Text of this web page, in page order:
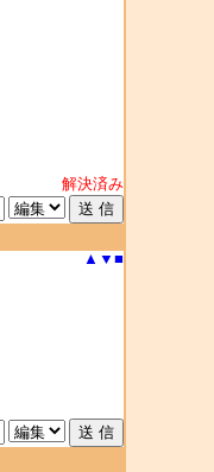
解決済み
▲ ▼ ■